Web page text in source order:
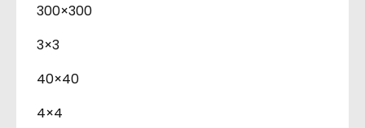
300×300
3×3
40×40
4×4